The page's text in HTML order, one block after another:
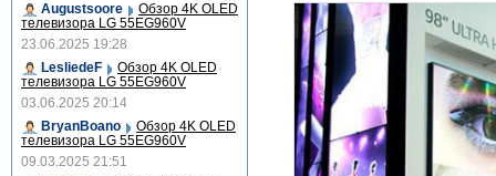
Augustsoore
Обзор 4K OLED
телевизора LG 55EG960V
23.06.2025 19:28
LesliedeF
Обзор 4K OLED
телевизора LG 55EG960V
03.06.2025 20:14
BryanBoano
Обзор 4K OLED
телевизора LG 55EG960V
09.03.2025 21:51